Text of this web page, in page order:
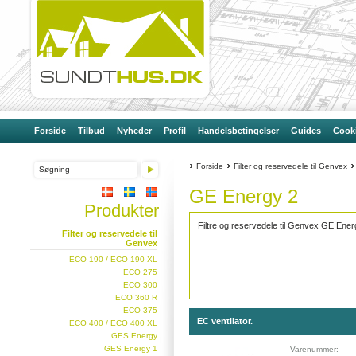
Forside Tilbud Nyheder Profil Handelsbetingelser Guides
Produkter
Filter og reservedele til
Genvex
ECO 190 / ECO 190 XL
ECO 275
ECO 300
ECO 360 R
ECO 375
ECO 400 / ECO 400 XL
GES Energy
GES Energy 1
Forside Filter og reservedele til Genvex
GE Energy 2
Filtre og reservedele til Genvex GE
EC ventilator.
Varenummer: